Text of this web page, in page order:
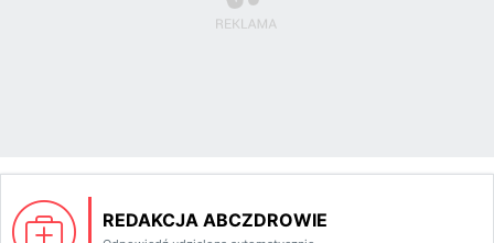
REDAKCJA ABCZDROWIE